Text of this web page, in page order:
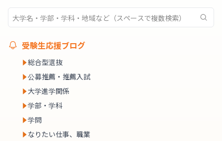
受験生応援ブログ
総合型選抜
公募推薦・推薦入試
大学進学関係
学部・学科
学問
なりたい仕事、職業